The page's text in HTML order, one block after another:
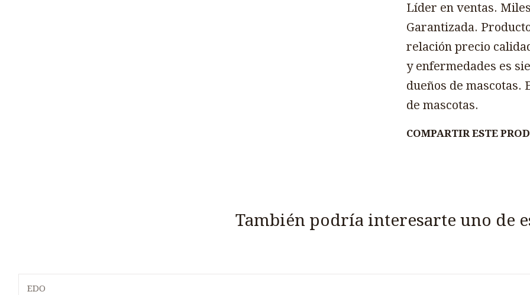
Líder en ventas.
Garantizada.
relación precio
y enfermedades es
dueños de mascotas.
de mascotas.
COMPARTIR ESTE
También podría interesarte uno de
EDO